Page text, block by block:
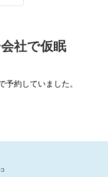
社で仮眠
約していました。